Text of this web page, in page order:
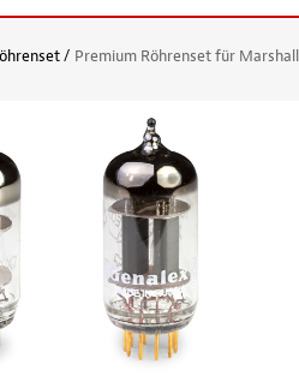
Premium Röhrenset für